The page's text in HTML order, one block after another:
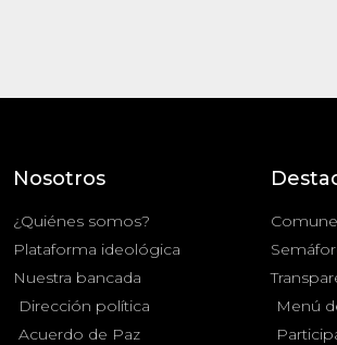
Nosotros
¿Quiénes somos?
Plataforma ideológica
Nuestra bancada
Dirección política
Acuerdo de Paz
Menú